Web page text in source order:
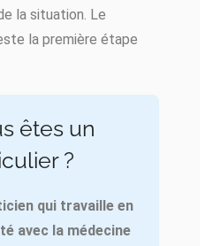
la situation. Le
la première étape
êtes un
?
qui travaille en
avec la médecine